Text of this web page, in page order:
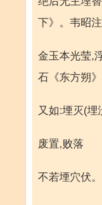
下》。韦昭
金玉本光莹,
石《东方朔》
又如:堙灭(埋
废置,败落
不若堙穴伏